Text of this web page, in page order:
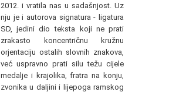
2012. i vratila nas u sadašnjost. Uz
nju je i autorova signatura - ligatura
SD, jedini dio teksta koji ne prati
zrakasto koncentričnu kružnu
orjentaciju ostalih slovnih znakova,
već uspravno prati silu težu cijele
medalje i krajolika, fratra na konju,
zvonika u daljini i lijepoga ramskog